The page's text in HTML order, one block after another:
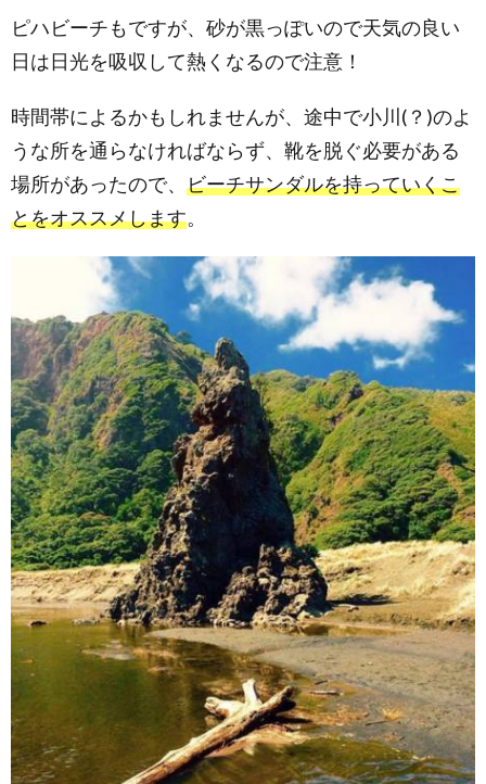
ピハビーチもですが、砂が黒っぽいので天気の良い
日は日光を吸収して熱くなるので注意！
時間帯によるかもしれませんが、途中で小川(？)のよ
うな所を通らなければならず、靴を脱ぐ必要がある
場所があったので、 ビーチサンダルを持っていくこ
とをオススメします。